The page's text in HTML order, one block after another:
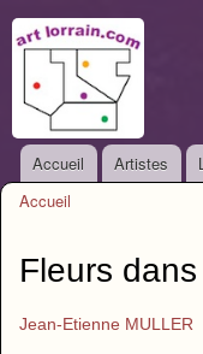
Menu principal
Accueil Artistes
Accueil
Fleurs
Jean-Etienne MULLER